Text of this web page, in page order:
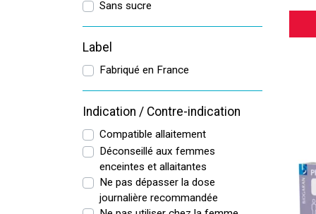
Sans sucre
Label
Fabriqué en France
Indication / Contre-indication
Compatible allaitement
Déconseillé aux femmes
enceintes et allaitantes
Ne pas dépasser la dose
journalière recommandée